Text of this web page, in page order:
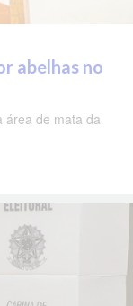
abelhas no
área de mata da